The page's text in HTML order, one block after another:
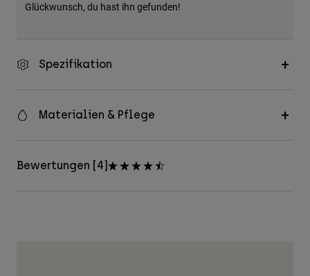
Glückwunsch, du hast ihn gefunden!
Spezifikation
Materialien & Pflege
Bewertungen [4]